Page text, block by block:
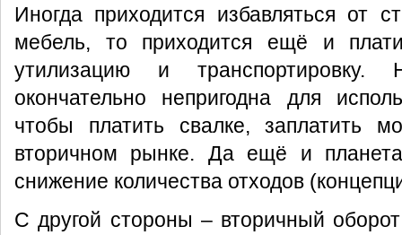
Иногда приходится избавляться от
мебель, то приходится ещё и
утилизацию и
окончательно непригодна для
чтобы платить свалке, заплатить
вторичном рынке. Да ещё и
снижение количества отходов
С другой стороны – вторичный